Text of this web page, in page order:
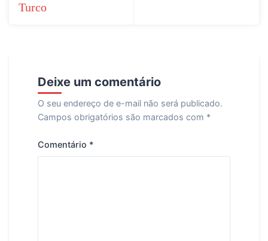
Post
Turco
Deixe um comentário
O seu endereço de e-mail não será publicado.
Campos obrigatórios são marcados com *
Comentário *